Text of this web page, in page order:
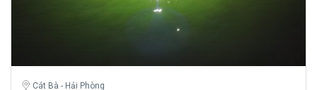
Cát Bà - Hải Phòng